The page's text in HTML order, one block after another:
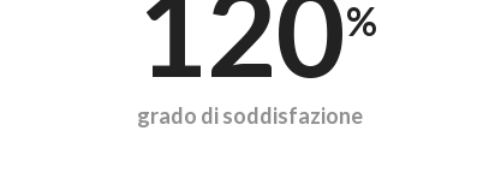
120%
grado di soddisfazione